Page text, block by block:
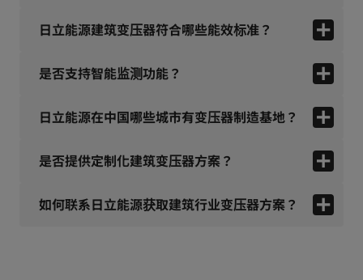
日立能源建筑变压器符合哪些能效标准？
是否支持智能监测功能？
日立能源在中国哪些城市有变压器制造基地？
是否提供定制化建筑变压器方案？
如何联系日立能源获取建筑行业变压器方案？